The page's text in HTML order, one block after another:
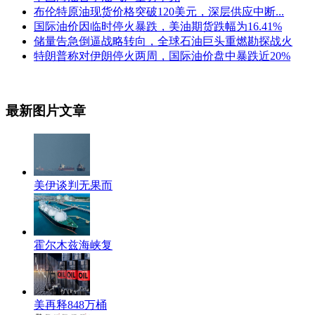
布伦特原油现货价格突破120美元，深层供应中断...
国际油价因临时停火暴跌，美油期货跌幅为16.41%
储量告急倒逼战略转向，全球石油巨头重燃勘探战火
特朗普称对伊朗停火两周，国际油价盘中暴跌近20%
最新图片文章
美伊谈判无果而
霍尔木兹海峡复
美再释848万桶